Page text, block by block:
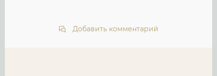
Добавить комментарий